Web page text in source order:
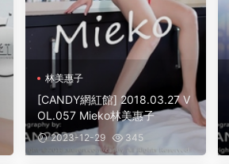
林美惠子
[CANDY網紅館] 2018.03.27 V
OL.057 Mieko林美惠子
2023-12-29 345